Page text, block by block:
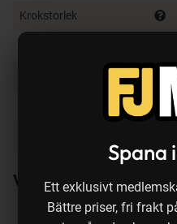
Spana
Ett exklusivt
Bättre priser, fri frakt
Krokstorlek
Varianter